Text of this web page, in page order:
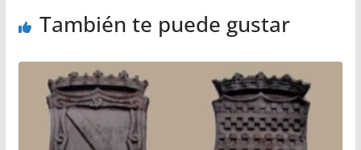
También te puede gustar